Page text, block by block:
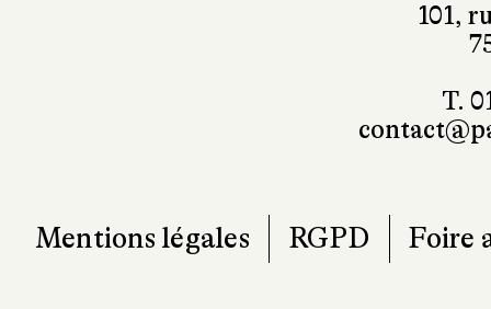
101,
T.
Mentions légales RGPD Foire